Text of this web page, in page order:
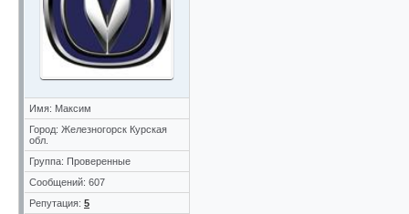
Имя: Максим
Город: Железногорск Курская
обл.
Группа: Проверенные
Сообщений: 607
Репутация: 5